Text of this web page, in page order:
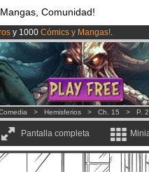
Comunidad!
y 1000 Cómics y Mangas!.
lanzado!.
3.95 euros al mes!Hazte Premium ya
> Hemisferios > Ch. 15 > P. 2
Pantalla completa